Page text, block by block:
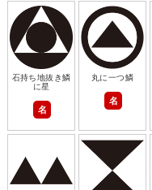
石持ち地抜き鱗
に星
名
丸に一つ鱗
名